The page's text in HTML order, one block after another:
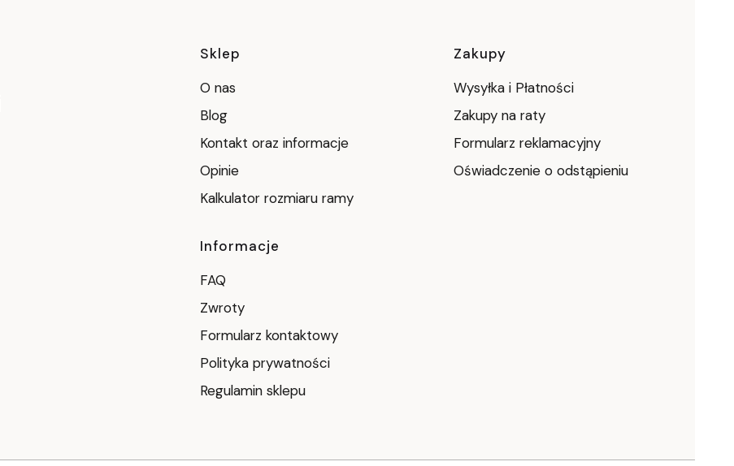
Linki w stopce
Sklep
O nas
Blog
Kontakt oraz informacje
Opinie
Kalkulator rozmiaru ramy
Zakupy
Wysyłka i Płatności
Zakupy na raty
Formularz reklamacyjny
Oświadczenie o odstąpieniu
Informacje
FAQ
Zwroty
Formularz kontaktowy
Polityka prywatności
Regulamin sklepu